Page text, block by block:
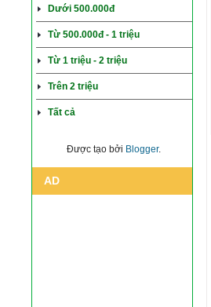
Dưới 500.000đ
Từ 500.000đ - 1 triệu
Từ 1 triệu - 2 triệu
Trên 2 triệu
Tất cả
Được tạo bởi Blogger.
AD